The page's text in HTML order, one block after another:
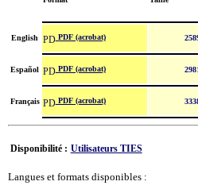
English PDF (acrobat)
Español PDF (acrobat)
Français PDF (acrobat)
Disponibilité : Utilisateurs TIES
Langues et formats disponibles :